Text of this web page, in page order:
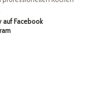
auf Facebook